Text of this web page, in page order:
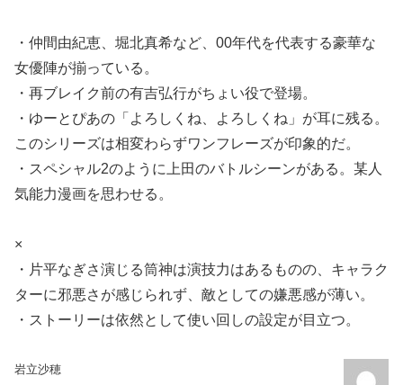
・仲間由紀恵、堀北真希など、00年代を代表する豪華な
女優陣が揃っている。
・再ブレイク前の有吉弘行がちょい役で登場。
・ゆーとぴあの「よろしくね、よろしくね」が耳に残る。
このシリーズは相変わらずワンフレーズが印象的だ。
・スペシャル2のように上田のバトルシーンがある。某人
気能力漫画を思わせる。
×
・片平なぎさ演じる筒神は演技力はあるものの、キャラク
ターに邪悪さが感じられず、敵としての嫌悪感が薄い。
・ストーリーは依然として使い回しの設定が目立つ。
岩立沙穂